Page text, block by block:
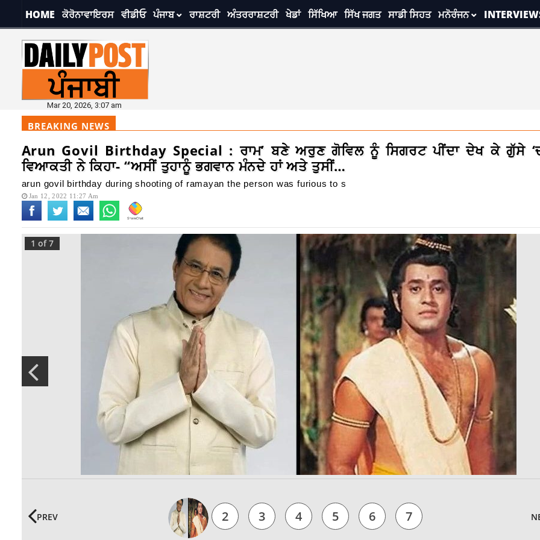
HOME ਕੋਰੋਨਾਵਾਇਰਸ ਵੀਡੀਓ ਪੰਜਾਬ ਰਾਸ਼ਟਰੀ ਅੰਤਰਰਾਸ਼ਟਰੀ ਖੇਡਾਂ ਸਿੱਖਿਆ ਸਿੱਖ ਜਗਤ ਸਾਡੀ ਸਿਹਤ ਮਨੋਰੰਜਨ
Mar 20, 2026, 3:07 am
BREAKING NEWS
Arun Govil Birthday Special : ਰਾਮ’ ਬਣੇ ਅਰੁਣ ਗੋਵਿਲ ਨੂੰ ਸਿਗਰਟ ਪੀਂਦਾ ਦੇਖ ਕੇ ਗੁੱਸੇ
ਵਿਆਕਤੀ ਨੇ ਕਿਹਾ- “ਅਸੀਂ ਤੁਹਾਨੂੰ ਭਗਵਾਨ ਮੰਨਦੇ ਹਾਂ ਅਤੇ ਤੁਸੀਂ…
arun govil birthday during shooting of ramayan the person was furious to s
Jan 12, 2022 11:27 Am
1 of 7
PREV 1 2 3 4 5 6 7